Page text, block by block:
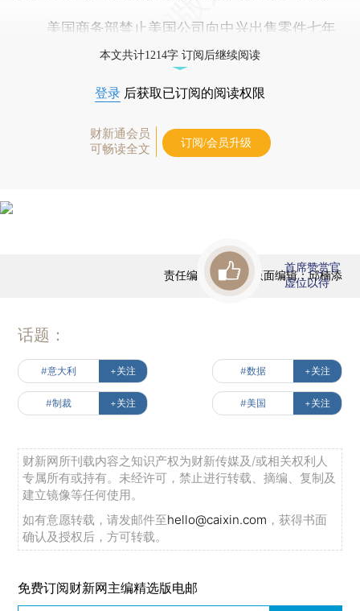
美国商务部禁止美国公司向中兴出售零件七年
本文共计1214字 订阅后继续阅读
登录 后获取已订阅的阅读权限
财新通会员
可畅读全文
订阅/会员升级
责任编辑：黄晨 | 版面编辑：邱楠添
首席赞赏官
虚位以待
话题：
#意大利 +关注 #数据 +关注
#制裁 +关注 #美国 +关注
财新网所刊载内容之知识产权为财新传媒及/或相关权利人
专属所有或持有。未经许可，禁止进行转载、摘编、复制及
建立镜像等任何使用。
如有意愿转载，请发邮件至hello@caixin.com ，获得书面
确认及授权后，方可转载。
免费订阅财新网主编精选版电邮